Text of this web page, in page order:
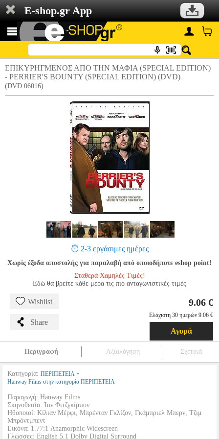
E-shop.gr App
ΕΠΙΚΥΡΗΓΜΕΝΟΣ ΑΠΟ ΤΗΝ ΜΑΦΙΑ (SPECIAL EDITION)
- PERRIER'S BOUNTY (SPECIAL EDITION) (DVD)
(DVD.06016)
2-3 εργάσιμες ημέρες
Χωρίς έξοδα αποστολής για παραλαβή από οποιοδήποτε eshop point!
Σταθερά Χαμηλές Τιμές!
Εδώ θα βρείτε κάθε μέρα τις πιο ανταγωνιστικές τιμές
Wishlist
Share
9.06 €
Ελάχιστη 30 ημερών 9.06 €
Αγορά
Περιγραφή Αξιολόγηση Σχετικά
Κατηγορία: ΠΕΡΙΠΕΤΕΙΑ •
Hanway Films στην κατηγορία ΠΕΡΙΠΕΤΕΙΑ
Παραγωγή: Hanway Films
Σκηνοθεσία: Ίαν Φιτζγκίμπον
Ηθοποιοί: Κίλιαν Μέρφι, Μπρένταν Γκλίζον, Γκάμπριελ Μπερν, Τζιμ
Μπρόντμπεντ
Εικόνα: 1.77:1 Anamorphic Widescreen
Γλώσσες: English 5.1 Dolby Digital Surround